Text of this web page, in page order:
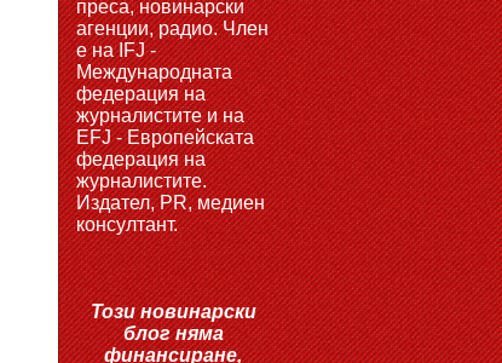
преса, новинарски
агенции, радио. Член
е на IFJ -
Международната
федерация на
журналистите и на
EFJ - Европейската
федерация на
журналистите.
Издател, PR, медиен
консултант.
Този новинарски
блог няма
финансиране,